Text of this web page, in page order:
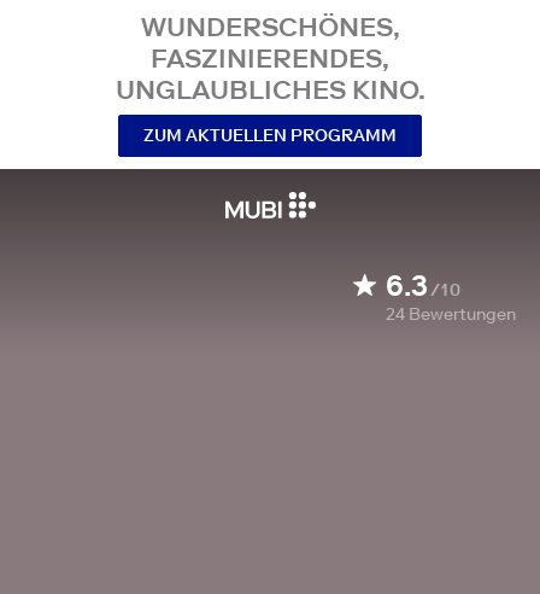
WUNDERSCHÖNES,
FASZINIERENDES,
UNGLAUBLICHES KINO.
ZUM AKTUELLEN PROGRAMM
6.3/10
24 Bewertungen